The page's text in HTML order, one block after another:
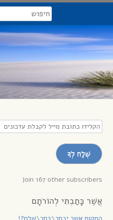
search
הקלידו
כתובת
מייל
לקבלת
עדכונים
שְׁלַח לְךָ
Join 167 other subscribers
אֲשֶׁר כָּתַבְתִּי לְהוֹרֹתָם